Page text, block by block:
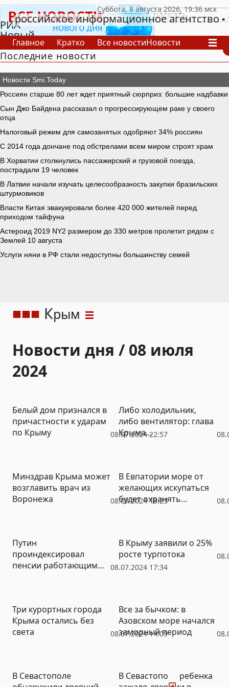
РИА
Новый
День
российское информационное агентство
Главное Кратко Все новостиНовости
В России
В мире
СпецпроектыПроекты Архив
Последние новости
Крым
Новости дня / 08 июля
2024
08.07.2024 22:57
Белый дом признался в
причастности к ударам
по Крыму
Либо холодильник,
либо вентилятор: глава
Крыма
08.07.2024 18:23
Минздрав Крыма может
возглавить врач из
Воронежа
В Евпатории море от
желающих искупаться
будет охранять
08.07.2024 17:34
Путин
проиндексировал
пенсии работающим
В Крыму заявили о 25%
росте турпотока
08.07.2024 14:09
Три курортных города
Крыма остались без
света
Все за бычком: в
Азовском море начался
заморный период
В Севастополе
Фото
В Севастополе ребенка